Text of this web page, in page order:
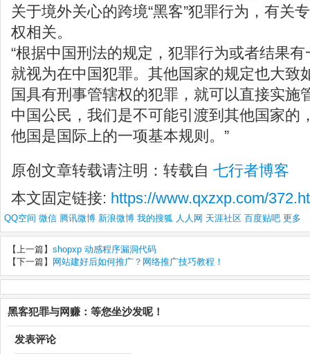
关于境外关心的跨境“黑客”犯罪行为，有关
权相关。
“根据中国刑法的规定，犯罪行为或者结果
就视为在中国犯罪。其他国家的规定也大致
国具有刑事管辖权的犯罪，就可以直接实施
中国公民，我们是不可能引渡到其他国家的
他国是国际上的一项基本规则。”
原创文章转载请注明：转载自 七行者博客
本文固定链接: https://www.qxzxp.com/
QQ空间 微信 腾讯微博 新浪微博 我的搜狐 人人网 天涯社区 百度贴吧 更多
【上一篇】 shopxp 动感程序漏洞代码
【下一篇】
网站建好后如何推广？网络推广技巧教程！
黑客犯罪与网赚：等您坐沙发呢！
发表评论